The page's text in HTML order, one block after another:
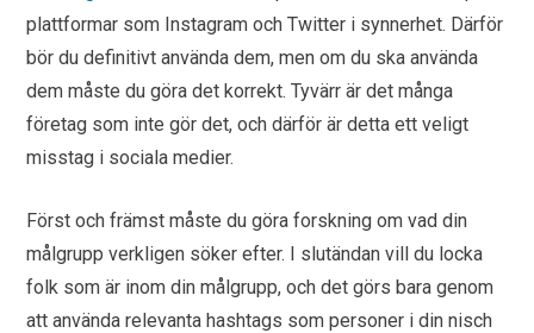
plattformar som Instagram och Twitter i synnerhet. Därför
bör du definitivt använda dem, men om du ska använda
dem måste du göra det korrekt. Tyvärr är det många
företag som inte gör det, och därför är detta ett veligt
misstag i sociala medier.
Först och främst måste du göra forskning om vad din
målgrupp verkligen söker efter. I slutändan vill du locka
folk som är inom din målgrupp, och det görs bara genom
att använda relevanta hashtags som personer i din nisch